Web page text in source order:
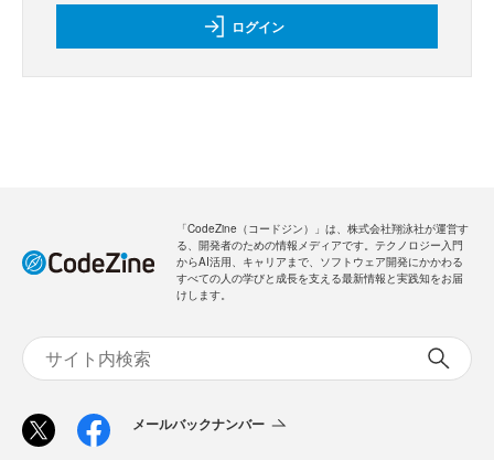
ログイン
「CodeZine（コードジン）」は、株式会社翔泳社が運営す
る、開発者のための情報メディアです。テクノロジー入門
からAI活用、キャリアまで、ソフトウェア開発にかかわる
すべての人の学びと成長を支える最新情報と実践知をお届
けします。
メールバックナンバー